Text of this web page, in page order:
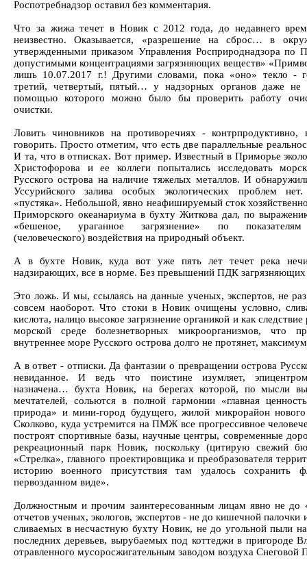
Роспотребнадзор оставил без комментария.
Что за жижа течет в Новик с 2012 года, до недавнего
неизвестно. Оказывается, «разрешение на сброс… в
утвержденными приказом Управления Росприроднадзора по
допустимыми концентрациями загрязняющих веществ»
лишь 10.07.2017 г.! Другими словами, пока «оно» текло -
третий, четвертый, пятый… у надзорных органов даже не
помощью которого можно было бы проверить работу
очистки.
Ловить чиновников на противоречиях - контрпродуктивно,
говорить. Просто отметим, что есть две параллельные
И та, что в отписках. Вот пример. Известный в Приморье
Христофорова и ее коллеги попытались исследовать
Русского острова на наличие тяжелых металлов. И
Уссурийского залива особых экологических проблем
«пустяка». Небольшой, явно неафишируемый сток
Приморского океанариума в бухту Житкова дал, по
«бешеное, ураганное загрязнение» по показателям
(человеческого) воздействия на природный объект.
А в бухте Новик, куда вот уже пять лет течет река
надзирающих, все в норме. Без превышений ПДК загрязняющих
Это ложь. И мы, ссылаясь на данные ученых, экспертов, не раз
совсем наоборот. Что стоки в Новик очищены условно,
кислота, налицо высокое загрязнение органикой и как
морской среде болезнетворных микроорганизмов, что
внутреннее море Русского острова долго не протянет,
А в ответ - отписки. Да фантазии о превращении острова
невиданное. И ведь что поистине изумляет, эпицентром
назначена… бухта Новик, на берегах которой, по мысли
мечтателей, сольются в полной гармонии «главная
природа» и мини-город будущего, жилой микрорайон нового
Сколково, куда устремится на ПМЖ все прогрессивное
построят спортивные базы, научные центры, современные
рекреационный парк Новик, поскольку (цитирую свежий
«Стрелка», главного проектировщика и преобразователя
историю военного присутствия там удалось
первозданном виде».
Должностным и прочим заинтересованным лицам явно не до
отчетов ученых, экологов, экспертов - не до кишечной палочки
сливаемых в несчастную бухту Новик, не до угольной пыли
последних деревьев, вырубаемых под коттеджи в пригороде
отравленного мусоросжигательным заводом воздуха Снеговой